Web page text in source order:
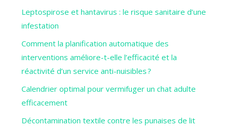
Leptospirose et hantavirus : le risque sanitaire d’une
infestation
Comment la planification automatique des
interventions améliore-t-elle l’efficacité et la
réactivité d’un service anti-nuisibles ?
Calendrier optimal pour vermifuger un chat adulte
efficacement
Décontamination textile contre les punaises de lit